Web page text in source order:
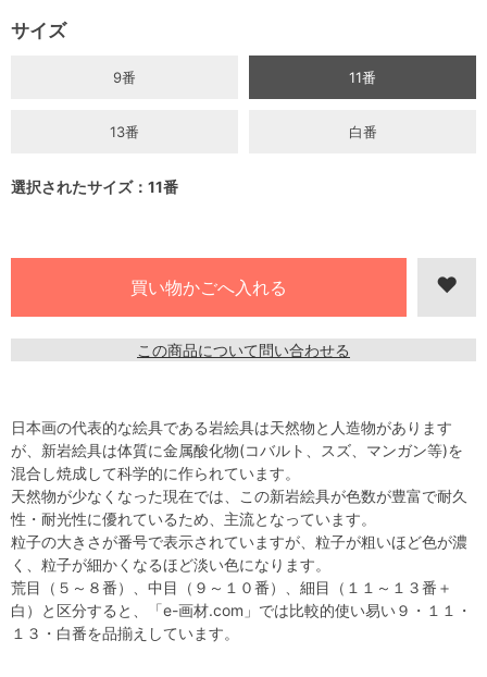
サイズ
9番 11番
13番 白番
選択されたサイズ：11番
この商品について問い合わせる
日本画の代表的な絵具である岩絵具は天然物と人造物があります
が、新岩絵具は体質に金属酸化物(コバルト、スズ、マンガン等)を
混合し焼成して科学的に作られています。
天然物が少なくなった現在では、この新岩絵具が色数が豊富で耐久
性・耐光性に優れているため、主流となっています。
粒子の大きさが番号で表示されていますが、粒子が粗いほど色が濃
く、粒子が細かくなるほど淡い色になります。
荒目（５～８番）、中目（９～１０番）、細目（１１～１３番＋
白）と区分すると、「e-画材.com」では比較的使い易い９・１１・
１３・白番を品揃えしています。